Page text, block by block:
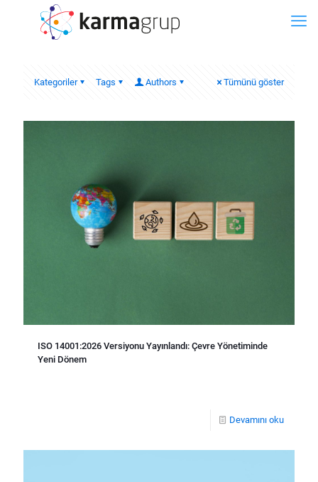
Kategoriler Tags Authors Tümünü göster
ISO 14001:2026 Versiyonu Yayınlandı: Çevre Yönetiminde
Yeni Dönem
Devamını oku